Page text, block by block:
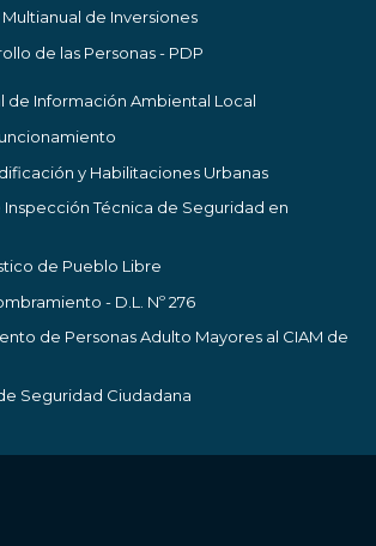
de Inversiones
de las Personas - PDP
de Información Ambiental Local
y Habilitaciones Urbanas
Técnica de Seguridad en
de Pueblo Libre
- D.L. Nº 276
de Personas Adulto Mayores al CIAM de
Seguridad Ciudadana